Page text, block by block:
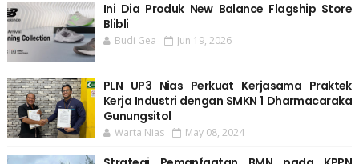
Ini Dia Produk New Balance Flagship Store
Blibli
Budi Gea Jun 19, 2026
PLN UP3 Nias Perkuat Kerjasama Praktek
Kerja Industri dengan SMKN 1 Dharmacaraka
Gunungsitol
Warta Nias May 08, 2024